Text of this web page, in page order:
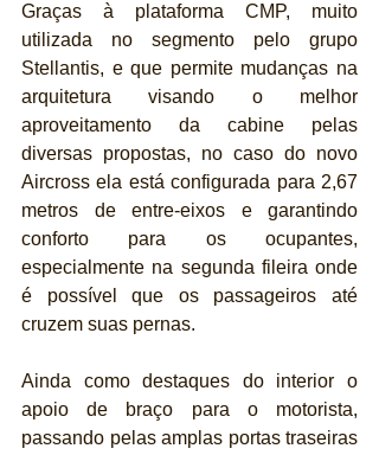
Graças à plataforma CMP, muito
utilizada no segmento pelo grupo
Stellantis, e que permite mudanças na
arquitetura visando o melhor
aproveitamento da cabine pelas
diversas propostas, no caso do novo
Aircross ela está configurada para 2,67
metros de entre-eixos e garantindo
conforto para os ocupantes,
especialmente na segunda fileira onde
é possível que os passageiros até
cruzem suas pernas.
Ainda como destaques do interior o
apoio de braço para o motorista,
passando pelas amplas portas traseiras